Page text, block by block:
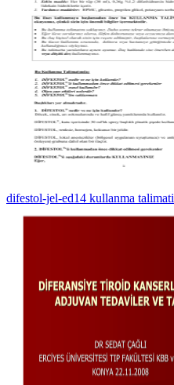
difestol-jel-ed14 kullanma talimati